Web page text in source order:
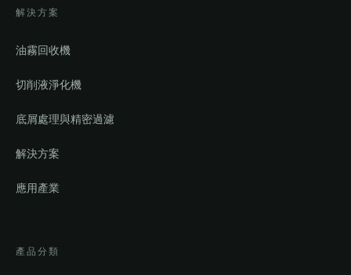
解決方案
油霧回收機
切削液淨化機
底屑處理與精密過濾
解決方案
應用產業
產品分類